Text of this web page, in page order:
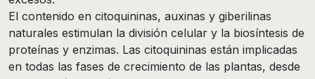
El contenido en citoquininas, auxinas y giberilinas
naturales estimulan la división celular y la biosíntesis de
proteínas y enzimas. Las citoquininas están implicadas
en todas las fases de crecimiento de las plantas, desde